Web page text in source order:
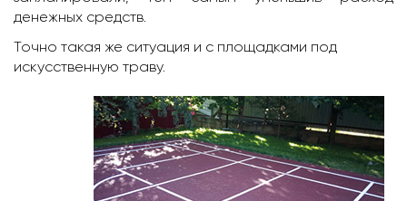
денежных средств.
Точно такая же ситуация и с площадками под
искусственную траву.